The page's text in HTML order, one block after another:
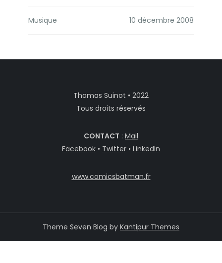
Musique
Thomas Suinot • 2022
Tous droits réservés
CONTACT : Mail
Facebook • Twitter • LinkedIn
www.comicsbatman.fr
Theme Seven Blog by Kantipur Themes